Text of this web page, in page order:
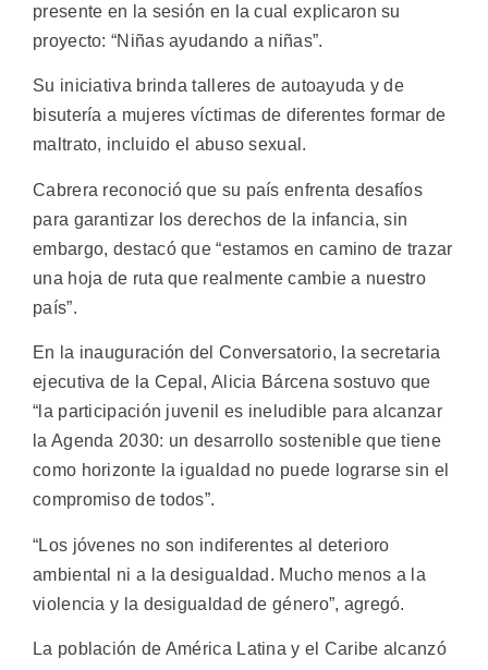
presente en la sesión en la cual explicaron su
proyecto: “Niñas ayudando a niñas”.
Su iniciativa brinda talleres de autoayuda y de
bisutería a mujeres víctimas de diferentes formar de
maltrato, incluido el abuso sexual.
Cabrera reconoció que su país enfrenta desafíos
para garantizar los derechos de la infancia, sin
embargo, destacó que “estamos en camino de trazar
una hoja de ruta que realmente cambie a nuestro
país”.
En la inauguración del Conversatorio, la secretaria
ejecutiva de la Cepal, Alicia Bárcena sostuvo que
“la participación juvenil es ineludible para alcanzar
la Agenda 2030: un desarrollo sostenible que tiene
como horizonte la igualdad no puede lograrse sin el
compromiso de todos”.
“Los jóvenes no son indiferentes al deterioro
ambiental ni a la desigualdad. Mucho menos a la
violencia y la desigualdad de género”, agregó.
La población de América Latina y el Caribe alcanzó